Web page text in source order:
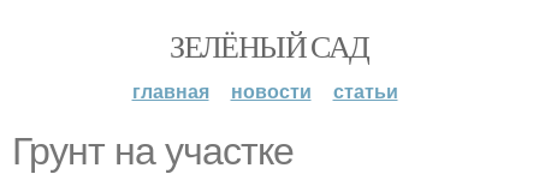
ЗЕЛЁНЫЙ САД
главная новости статьи
Грунт на участке